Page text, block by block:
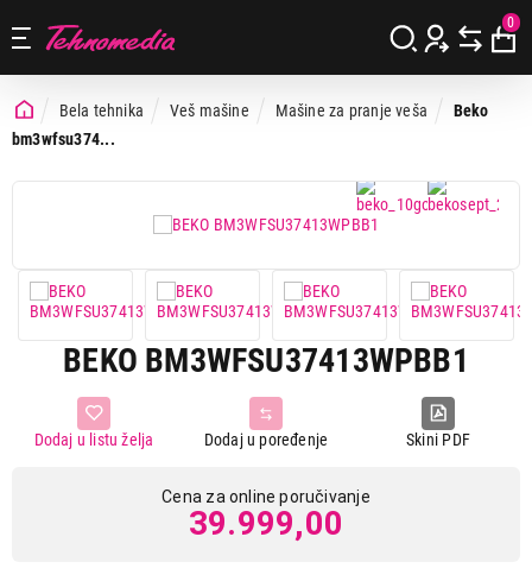
0
Bela tehnika Veš mašine Mašine za pranje veša
Beko
bm3wfsu374...
BEKO BM3WFSU37413WPBB1
Skini PDF
Dodaj u poređenje
Dodaj u listu želja
Cena za online poručivanje
39.999,00